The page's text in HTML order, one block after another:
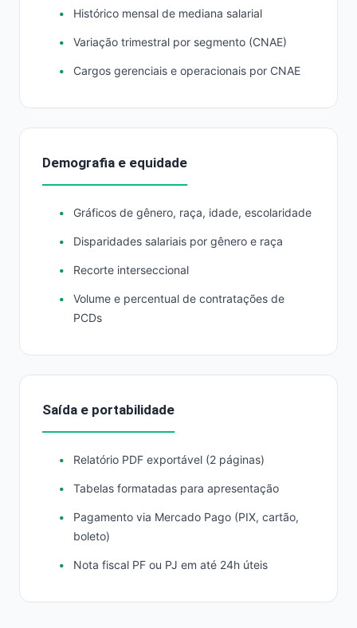
Histórico mensal de mediana salarial
Variação trimestral por segmento (CNAE)
Cargos gerenciais e operacionais por CNAE
Demografia e equidade
Gráficos de gênero, raça, idade, escolaridade
Disparidades salariais por gênero e raça
Recorte interseccional
Volume e percentual de contratações de
PCDs
Saída e portabilidade
Relatório PDF exportável (2 páginas)
Tabelas formatadas para apresentação
Pagamento via Mercado Pago (PIX, cartão,
boleto)
Nota fiscal PF ou PJ em até 24h úteis